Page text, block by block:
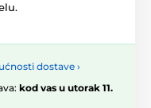
dostave ›
kod vas u utorak 11.